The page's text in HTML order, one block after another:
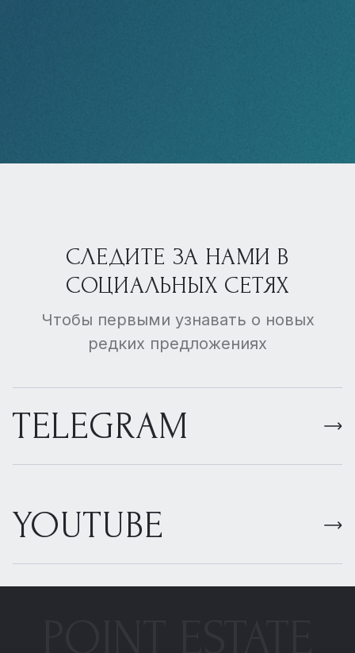
СЛЕДИТЕ ЗА НАМИ В
СОЦИАЛЬНЫХ СЕТЯХ
Чтобы первыми узнавать о новых
редких предложениях
TELEGRAM
YOUTUBE